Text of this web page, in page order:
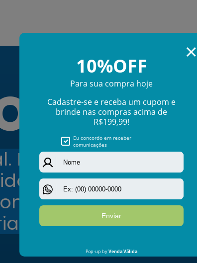
DE
Ingerir 6 cápsulas
antes das
de saúde. Não
indicada na